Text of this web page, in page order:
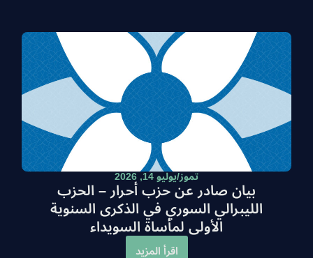
تموز/يوليو 14, 2026
بيان صادر عن حزب أحرار – الحزب
الليبرالي السوري في الذكرى السنوية
الأولى لمأساة السويداء
اقرأ المزيد